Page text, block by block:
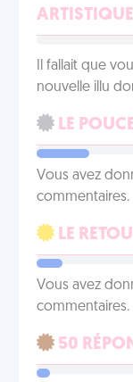
ARTISTIQUE
Il fallait que
nouvelle illu
LE
Vous avez
commentaires.
LE
Vous avez
commentaires.
50